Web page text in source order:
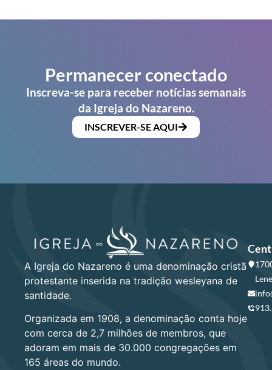
Permanecer conectado
Inscreva-se para receber notícias semanais
da Igreja do Nazareno.
INSCREVER-SE AQUI
A Igreja do Nazareno é uma denominação cristã
protestante inserida na tradição wesleyana de
santidade.
Organizada em 1908, a denominação conta hoje
com cerca de 2,7 milhões de membros, que
adoram em mais de 30.000 congregações em
165 áreas do mundo.